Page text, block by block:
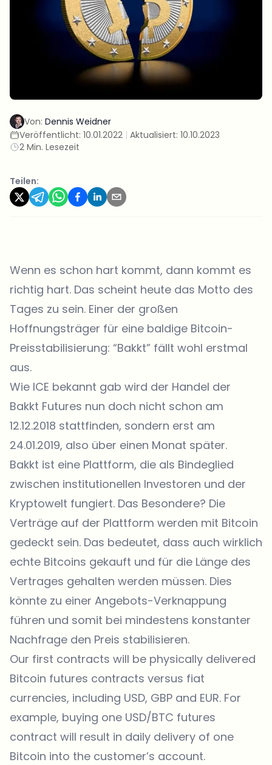
Von: Dennis Weidner
Veröffentlicht: 10.01.2022 | Aktualisiert: 10.10.2023
2 Min. Lesezeit
Teilen:
Wenn es schon hart kommt, dann kommt es
richtig hart. Das scheint heute das Motto des
Tages zu sein. Einer der großen
Hoffnungsträger für eine baldige Bitcoin-
Preisstabilisierung: “Bakkt” fällt wohl erstmal
aus.
Wie ICE bekannt gab wird der Handel der
Bakkt Futures nun doch nicht schon am
12.12.2018 stattfinden, sondern erst am
24.01.2019, also über einen Monat später.
Bakkt ist eine Plattform, die als Bindeglied
zwischen institutionellen Investoren und der
Kryptowelt fungiert. Das Besondere? Die
Verträge auf der Plattform werden mit Bitcoin
gedeckt sein. Das bedeutet, dass auch wirklich
echte Bitcoins gekauft und für die Länge des
Vertrages gehalten werden müssen. Dies
könnte zu einer Angebots-Verknappung
führen und somit bei mindestens konstanter
Nachfrage den Preis stabilisieren.
Our first contracts will be physically delivered
Bitcoin futures contracts versus fiat
currencies, including USD, GBP and EUR. For
example, buying one USD/BTC futures
contract will result in daily delivery of one
Bitcoin into the customer’s account.